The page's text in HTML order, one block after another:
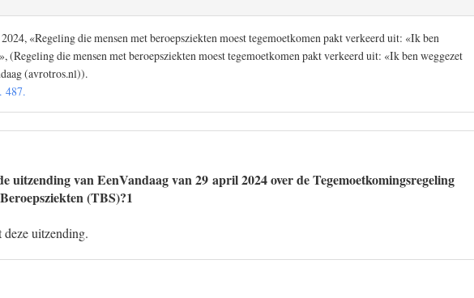
«Regeling die mensen met beroepsziekten moest tegemoetkomen pakt verkeerd uit: «Ik ben
(Regeling die mensen met beroepsziekten moest tegemoetkomen pakt verkeerd uit: «Ik ben weggezet
(avrotros.nl)).
487.
uitzending van EenVandaag van 29 april 2024 over de Tegemoetkomingsregeling
(TBS)?1
deze uitzending.